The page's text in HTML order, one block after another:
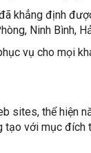
khẳng định
Ninh Bình,
vụ cho mọi
sites, thể hiện
với mục đích